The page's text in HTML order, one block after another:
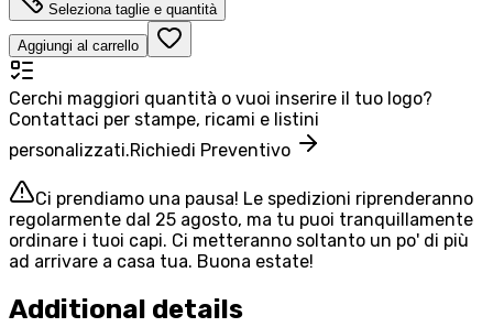
Seleziona taglie e quantità
Aggiungi al carrello
Cerchi maggiori quantità o vuoi inserire il tuo logo?
Contattaci per stampe, ricami e listini
personalizzati.Richiedi Preventivo
Ci prendiamo una pausa! Le spedizioni riprenderanno
regolarmente dal 25 agosto, ma tu puoi tranquillamente
ordinare i tuoi capi. Ci metteranno soltanto un po' di più
ad arrivare a casa tua. Buona estate!
Additional details